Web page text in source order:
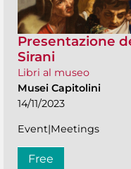
Presentazione
Sirani
Libri al museo
Musei Capitolini
14/11/2023
Event|Meetings
Free